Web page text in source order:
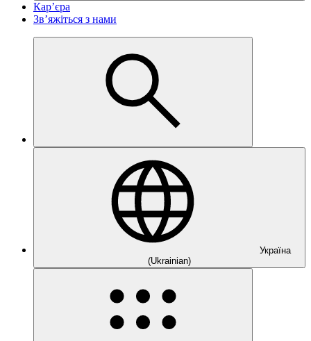
Кар’єра
Зв’яжіться з нами
Україна
(Ukrainian)